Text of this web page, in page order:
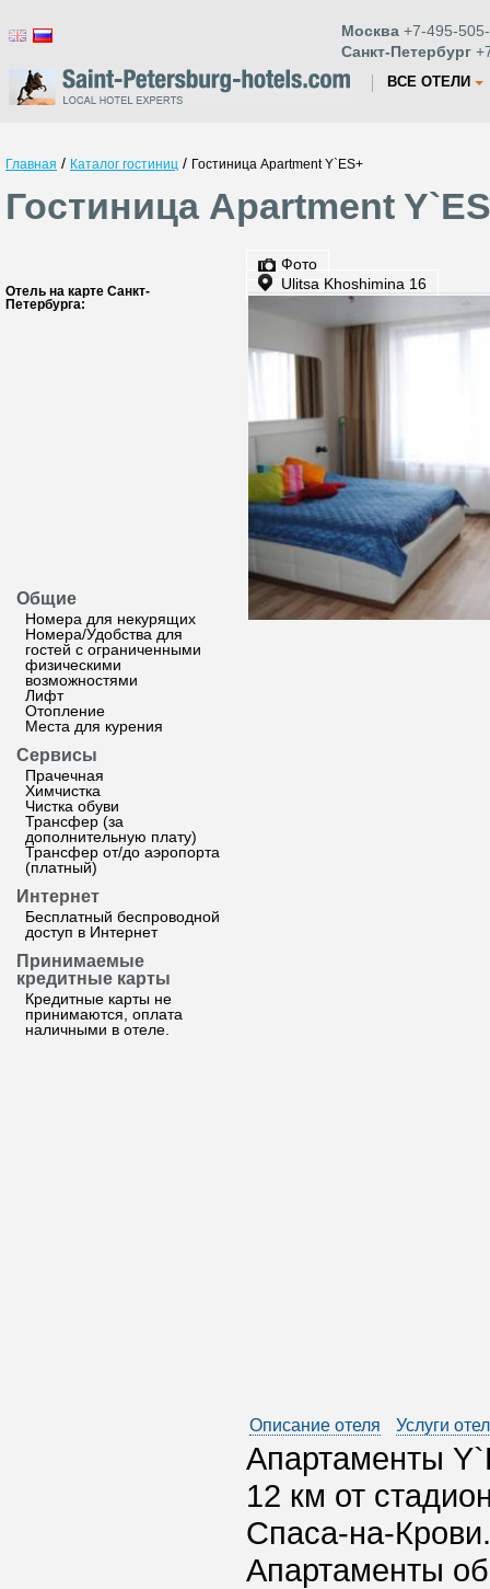
Москва +7-495-
Санкт-Петербург
ВСЕ ОТЕЛИ
Главная / Каталог гостиниц / Гостиница Apartment Y`ES+
Гостиница Apartment
Отель на карте Санкт-
Петербурга:
Общие
Номера для некурящих
Номера/Удобства для
гостей с ограниченными
физическими
возможностями
Лифт
Отопление
Места для курения
Сервисы
Прачечная
Химчистка
Чистка обуви
Трансфер (за
дополнительную плату)
Трансфер от/до аэропорта
(платный)
Интернет
Бесплатный беспроводной
доступ в Интернет
Принимаемые
кредитные карты
Кредитные карты не
принимаются, оплата
наличными в отеле.
Фото
Ulitsa Khoshimina 16
Описание отеля Услуги
Апартаменты
12 км от
Спаса-на-
Апартаменты